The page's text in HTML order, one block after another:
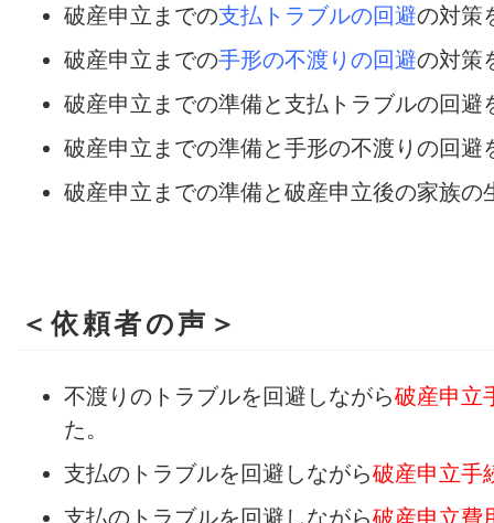
破産申立までの支払トラブルの回避の対策
破産申立までの手形の不渡りの回避の対策
破産申立までの準備と支払トラブルの回避
破産申立までの準備と手形の不渡りの回避
破産申立までの準備と破産申立後の家族の
＜依頼者の声＞
不渡りのトラブルを回避しながら破産申立
た。
支払のトラブルを回避しながら破産申立手
支払のトラブルを回避しながら破産申立費